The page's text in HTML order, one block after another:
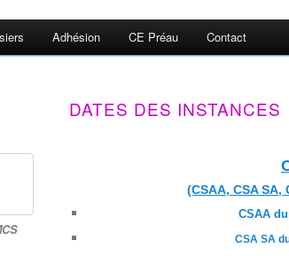
Adhésion CE Préau Contact
DATES DES INSTANCES
(CSAA, CSA SA,
CSAA
CSA SA